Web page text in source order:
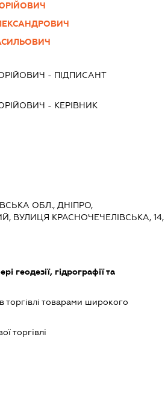
- ПІДПИСАНТ
- КЕРІВНИК
ОБЛ., ДНІПРО,
ВУЛИЦЯ КРАСНОЧЕЧЕЛІВСЬКА, 14,
геодезії, гідрографії та
торгівлі товарами широкого
торгівлі